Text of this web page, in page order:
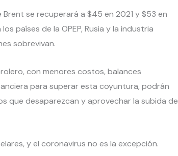
se recuperará a $45 en 2021 y $53 en
países de la OPEP, Rusia y la industria
sobrevivan.
con menores costos, balances
para superar esta coyuntura, podrán
que desaparezcan y aprovechar la subida de
y el coronavirus no es la excepción.